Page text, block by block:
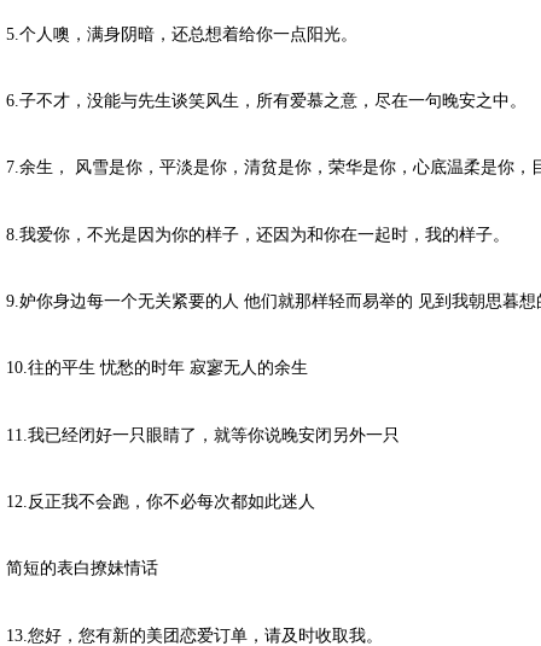
5.个人噢，满身阴暗，还总想着给你一点阳光。
6.子不才，没能与先生谈笑风生，所有爱慕之意，尽在一句晚安之中。
7.余生， 风雪是你，平淡是你，清贫是你，荣华是你，心底温柔是你，
8.我爱你，不光是因为你的样子，还因为和你在一起时，我的样子。
9.妒你身边每一个无关紧要的人 他们就那样轻而易举的 见到我朝思暮想
10.往的平生 忧愁的时年 寂寥无人的余生
11.我已经闭好一只眼睛了，就等你说晚安闭另外一只
12.反正我不会跑，你不必每次都如此迷人
简短的表白撩妹情话
13.您好，您有新的美团恋爱订单，请及时收取我。